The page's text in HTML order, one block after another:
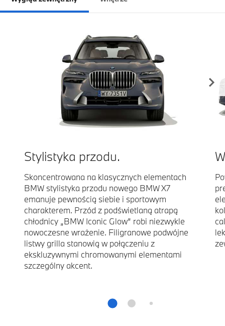
Stylistyka przodu.
Skoncentrowana na klasycznych elementach
BMW stylistyka przodu nowego BMW X7
emanuje pewnością siebie i sportowym
charakterem. Przód z podświetlaną atrapą
chłodnicy „BMW Iconic Glow” robi niezwykle
nowoczesne wrażenie. Filigranowe podwójne
listwy grilla stanowią w połączeniu z
ekskluzywnymi chromowanymi elementami
szczególny akcent.